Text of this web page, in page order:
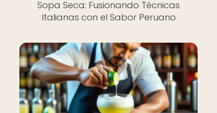
Sopa Seca: Fusionando Técnicas
Italianas con el Sabor Peruano